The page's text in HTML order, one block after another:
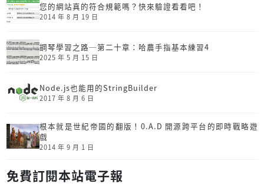
您的網站真的符合規範嗎？快來驗證看看吧！
2014 年 8 月 19 日
鋼琴學習之路─第二十章：哈農手指基本練習4
2025 年 5 月 15 日
Node.js也能用的StringBuilder
2017 年 8 月 6 日
根本就是世紀帝國的翻版！0.A.D 開源跨平台的即時戰略遊
戲
2014 年 9 月 1 日
免費訂閱本站電子報